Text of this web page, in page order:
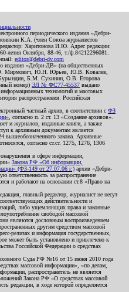
периодического издания «Дебри-
К.А. (член Союза журналистов
Харитонова И.Ю. Адрес редакции:
летия Октября, 88-46, т./ф.84212296081.
mail: editor@debri-dv.com
издания «Дебри-ДВ» (на общественных
Мирмович, Ю.Н. Юрьев, Ю.В. Ковалев,
Б.М. Сухинин, О.В. Егорова
номер) ЭЛ № ФС77-45537 выдано
технологий и массовых
распространения: Российская
частный архив, в соответствии с ФЗ
, согласно п. 2 ст. 13 «Создание архивов».
и журналов, изданные книги, а также
к архивным документам является
вышеобозначенного закона. Архивные
согласно ст.ст. 1275, 1276, 1306
в сфере информации,
Закона РФ «Об информации,
(ФЗ-149 от 27.07.06 г.) архив «Дебри-
за распространение
и работают на основании ст.8 «Право на
главный редактор, журналист не несут
действительности и
либо ущемляющих права и законные
свободой массовой
являются дословным воспроизведением
другим средством массовой
релизах и информация государственных,
может быть установлено и привлечено к
Российской Федерации о средствах
Суда РФ №16 от 15 июня 2010 года
массовой информации», «по делам,
распространитель не является
Закона РФ «О средствах массовой
редакции, в ходе которой определяется